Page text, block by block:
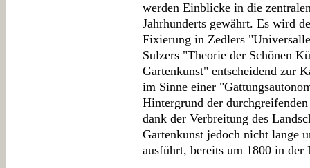
werden Einblicke in die
Jahrhunderts gewährt. Es wird
Fixierung in Zedlers
Sulzers "Theorie der Schönen
Gartenkunst" entscheidend zur
im Sinne einer
Hintergrund der
dank der Verbreitung des
Gartenkunst jedoch nicht lange
ausführt, bereits um 1800 in